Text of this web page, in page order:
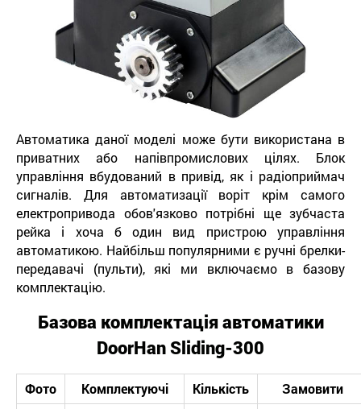
Автоматика даної моделі може бути використана в
приватних або напівпромислових цілях. Блок
управління вбудований в привід, як і радіоприймач
сигналів. Для автоматизації воріт крім самого
електропривода обов'язково потрібні ще зубчаста
рейка і хоча б один вид пристрою управління
автоматикою. Найбільш популярними є ручні брелки-
передавачі (пульти), які ми включаємо в базову
комплектацію.
Базова комплектація автоматики
DoorHanSliding-300
Фото Комплектуючі Кількість
Замовити